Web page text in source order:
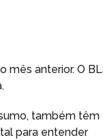
mês anterior. O
também têm
para entender